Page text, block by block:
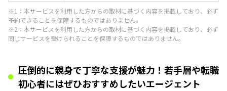
※1：本サービスを利用した方からの取材に基づく内容を掲載しており、必ず
予約できることを保障するものではありません。
※2：本サービスを利用した方からの取材に基づく内容を掲載しており、必ず
同じサービスを受けられることを保障するものではありません。
圧倒的に親身で丁寧な支援が魅力！若手層や転職
初心者にはぜひおすすめしたいエージェント